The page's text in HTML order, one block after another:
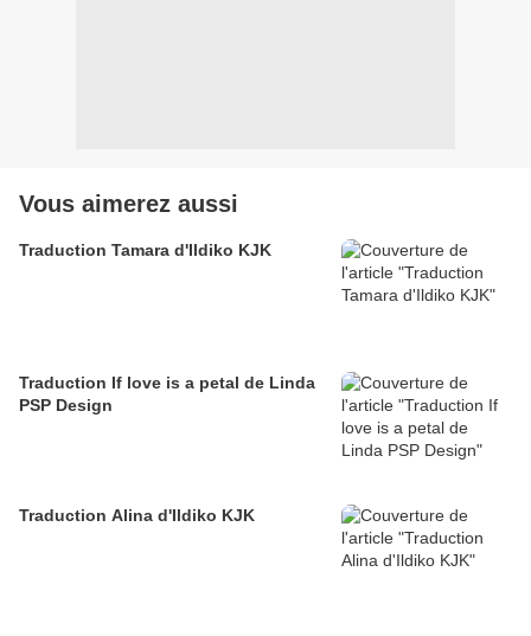
Vous aimerez aussi
Traduction Tamara d'Ildiko KJK
Traduction If love is a petal de Linda
PSP Design
Traduction Alina d'Ildiko KJK